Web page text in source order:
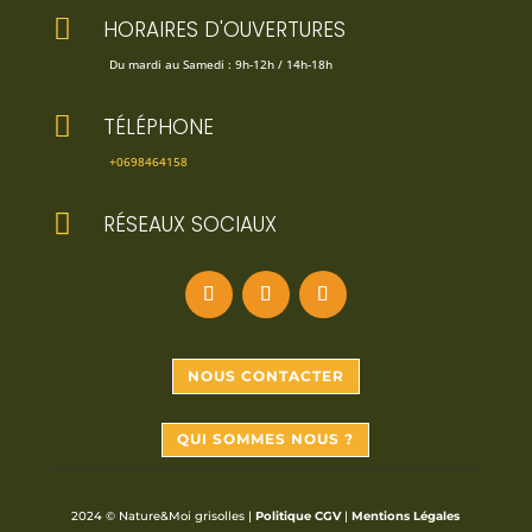
 HORAIRES D'OUVERTURES
Du mardi au Samedi : 9h-12h / 14h-18h
 TÉLÉPHONE
+0698464158
 RÉSEAUX SOCIAUX
NOUS CONTACTER
QUI SOMMES NOUS ?
2024 © Nature&Moi grisolles | Politique CGV |Mentions Légales